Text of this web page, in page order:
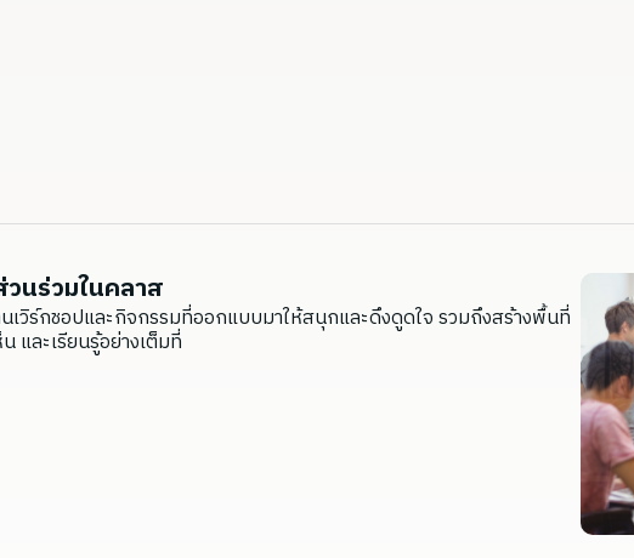
นร่วมในคลาส
เวิร์กชอปและกิจกรรมที่ออกแบบมาให้สนุกและดึงดูดใจ รวมถึงสร้างพื้นที่
และเรียนรู้อย่างเต็มที่